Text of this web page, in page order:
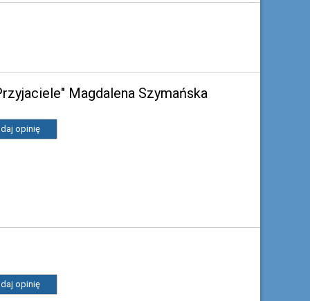
Magdalena Szymańska
opinię
opinię